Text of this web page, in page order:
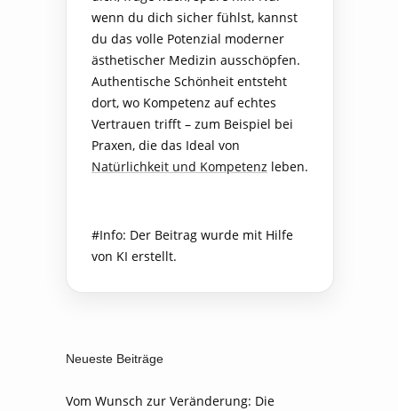
wenn du dich sicher fühlst, kannst
du das volle Potenzial moderner
ästhetischer Medizin ausschöpfen.
Authentische Schönheit entsteht
dort, wo Kompetenz auf echtes
Vertrauen trifft – zum Beispiel bei
Praxen, die das Ideal von
Natürlichkeit und Kompetenz leben.
#Info: Der Beitrag wurde mit Hilfe
von KI erstellt.
Neueste Beiträge
Vom Wunsch zur Veränderung: Die